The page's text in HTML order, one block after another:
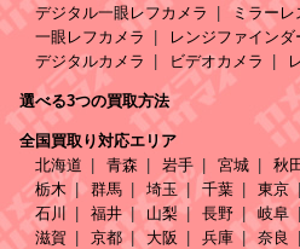
デジタル一眼レフカメラ
ミラー
一眼レフカメラ
レンジファインダ
デジタルカメラ
ビデオカメラ
選べる3つの買取方法
全国買取り対応エリア
北海道
青森 岩手 宮城 秋
栃木
群馬 埼玉 千葉 東京
石川
福井 山梨 長野 岐阜
滋賀
京都 大阪 兵庫 奈良